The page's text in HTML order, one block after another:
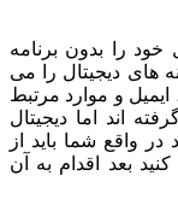
خود را بدون برنامه
های دیجیتال را می
و موارد مرتبط
اند اما دیجیتال
واقع شما باید از
بعد اقدام به آن